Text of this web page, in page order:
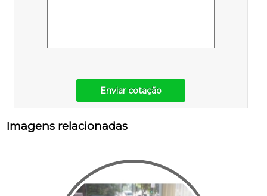
Enviar cotação
Imagens relacionadas